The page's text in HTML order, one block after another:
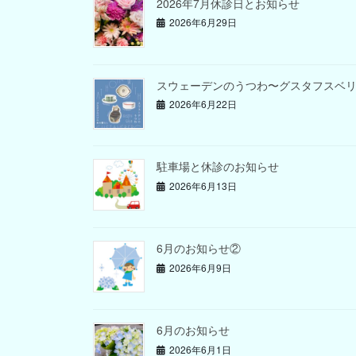
2026年6月29日
スウェーデンのうつわ〜グスタフスベ
2026年6月22日
駐車場と休診のお知らせ
2026年6月13日
6月のお知らせ②
2026年6月9日
6月のお知らせ
2026年6月1日